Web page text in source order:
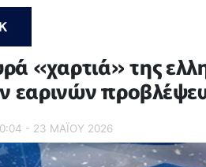
«χαρτιά» της
εαρινών
- 23 ΜΑΪ́ΟΥ 2026